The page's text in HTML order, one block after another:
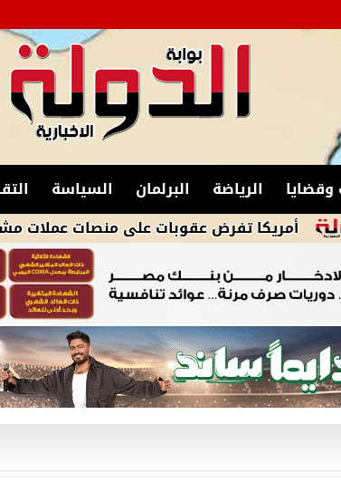
الرياضة البرلمان السياسة
تفرض عقوبات على منصات عملات مشفرة